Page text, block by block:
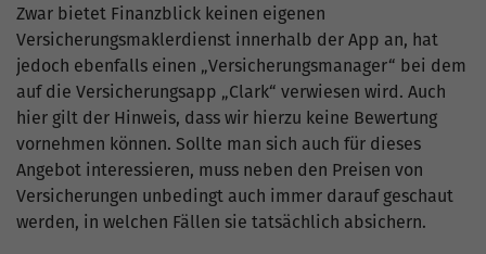
Zwar bietet Finanzblick keinen eigenen
Versicherungsmaklerdienst innerhalb der App an, hat
jedoch ebenfalls einen „Versicherungsmanager“ bei dem
auf die Versicherungsapp „Clark“ verwiesen wird. Auch
hier gilt der Hinweis, dass wir hierzu keine Bewertung
vornehmen können. Sollte man sich auch für dieses
Angebot interessieren, muss neben den Preisen von
Versicherungen unbedingt auch immer darauf geschaut
werden, in welchen Fällen sie tatsächlich absichern.